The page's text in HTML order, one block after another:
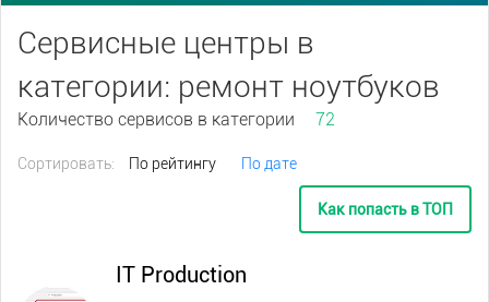
Сервисные центры в
категории: ремонт ноутбуков
Количество сервисов в категории 72
Сортировать: По рейтингу По дате
Как попасть в ТОП
IT Production